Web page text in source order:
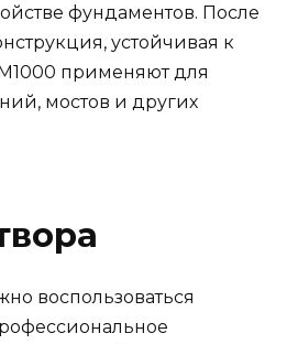
фундаментов. После
устойчивая к
применяют для
мостов и других
воспользоваться